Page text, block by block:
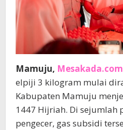
Mamuju, Mesakada.com
elpiji 3 kilogram mulai
Kabupaten Mamuju
1447 Hijriah. Di sejumlah
pengecer, gas subsidi